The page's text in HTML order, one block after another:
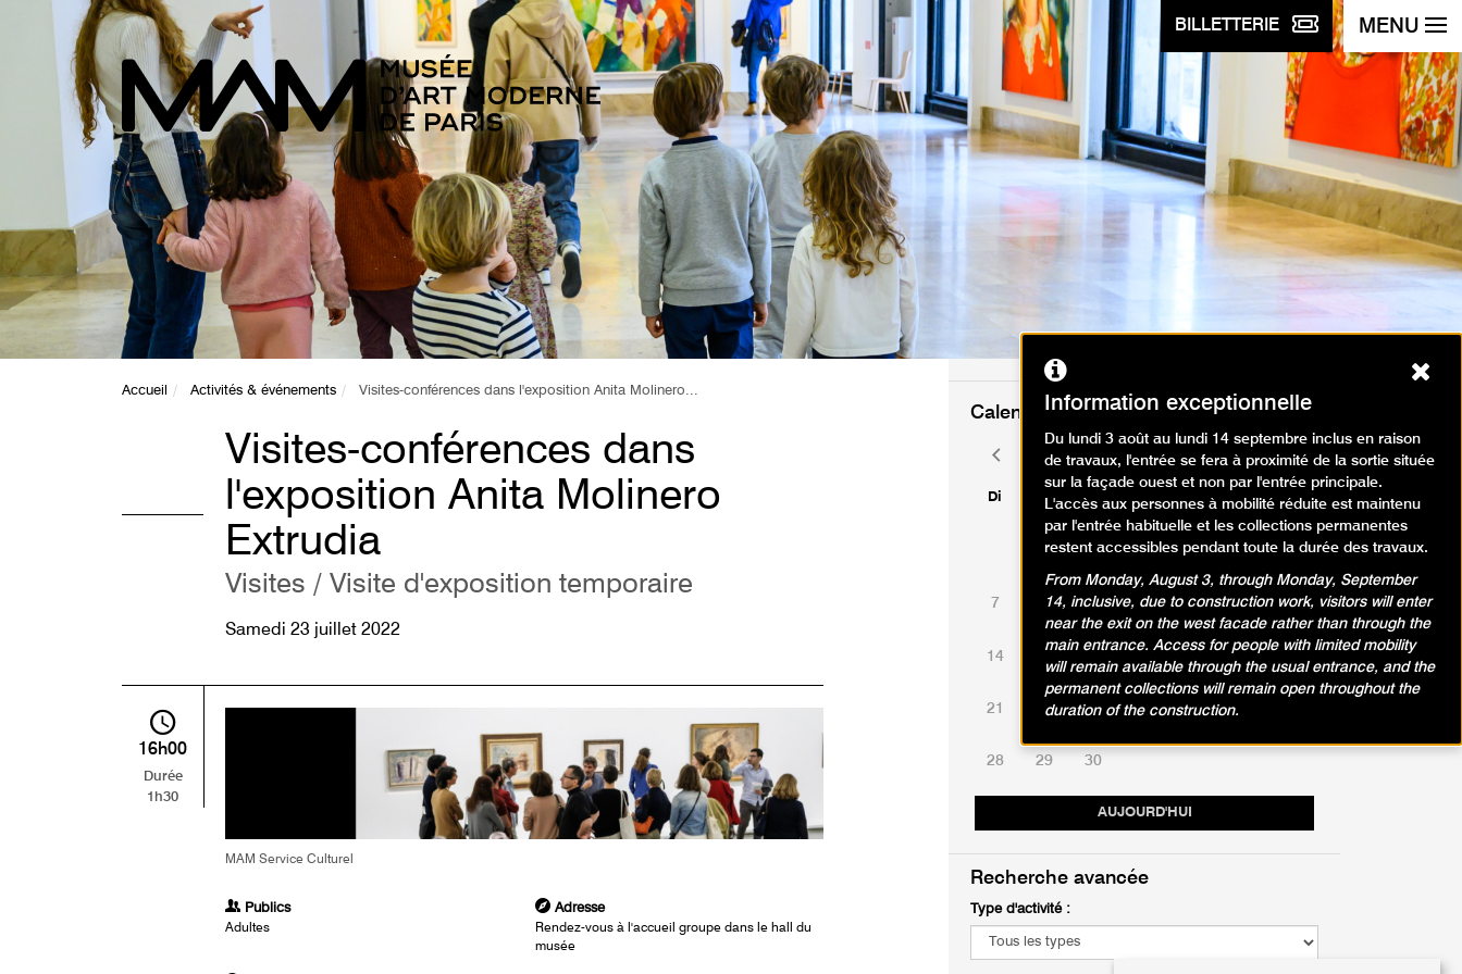
BILLETTERIE MENU
Accueil Activités & événements Visites-conférences dans l'exposition Anita Molinero...
Visites-conférences dans
l'exposition Anita Molinero
Extrudia
Visites / Visite d'exposition temporaire
Samedi 23 juillet 2022
MAM Service Culturel
16h00
Durée
1h30
Publics
Adultes
Adresse
Rendez-vous à l'accueil groupe dans le hall du
musée
Calendrier des événements
juin 2026
Di Lu Ma Ve Sa
AUJOURD'HUI
1 2 3 4 5 6
7 8 9 10 11 12 13
14
21 22 23 24 25 26
28 29 30
Mois
précédent
Mois
suivant
Recherche avancée
Type d'activité :
Information exceptionnelle
Du lundi 3 août au lundi 14 septembre inclus en raison
de travaux, l'entrée se fera à proximité de la sortie située
sur la façade ouest et non par l'entrée principale.
L'accès aux personnes à mobilité réduite est maintenu
par l'entrée habituelle et les collections permanentes
restent accessibles pendant toute la durée des travaux.
From Monday, August 3, through Monday, September
14, inclusive, due to construction work, visitors will enter
near the exit on the west facade rather than through the
main entrance. Access for people with limited mobility
will remain available through the usual entrance, and the
permanent collections will remain open throughout the
duration of the construction.